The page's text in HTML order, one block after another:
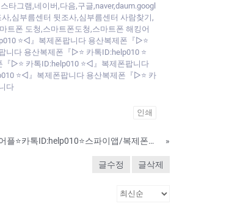
그램,네이버,다음,구글,naver,daum.googl
,심부름센터 뒷조사,심부름센터 사람찾기,
트폰 도청,스마트폰도청,스마트폰 해킹어
⭐◁』복제폰팝니다 용산복제폰『▷⭐
다 용산복제폰『▷⭐ 카톡ID:help010 ⭐
▷⭐ 카톡ID:help010 ⭐◁』복제폰팝니다
⭐◁』복제폰팝니다 용산복제폰『▷⭐ 카
다
인쇄
바람난아내 핸드폰해킹/위치추적어플⭐카톡ID:help010⭐스파이앱/복제폰판매/쌍둥이폰팝니다 »
글수정 글삭제